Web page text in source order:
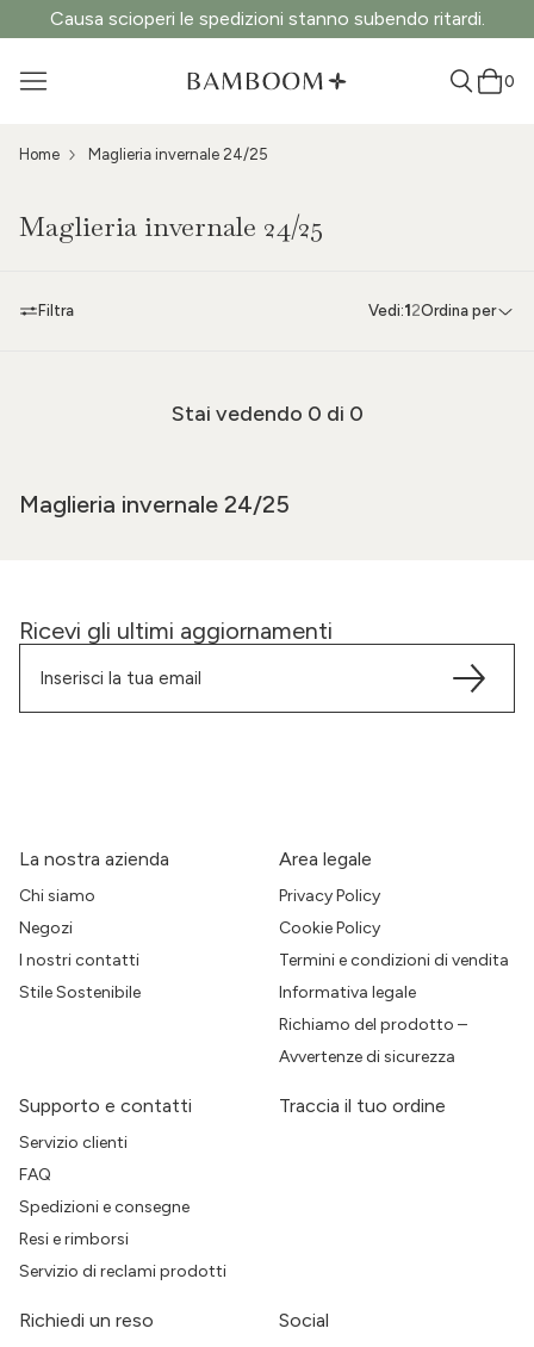
Causa scioperi le spedizioni stanno subendo ritardi.
0
Home Maglieria invernale 24/25
Maglieria invernale 24/25
Filtra Vedi:1 2Ordina per
Stai vedendo 0 di 0
Maglieria invernale 24/25
Ricevi gli ultimi aggiornamenti
La nostra azienda
Chi siamo
Negozi
I nostri contatti
Stile Sostenibile
Area legale
Privacy Policy
Cookie Policy
Termini e condizioni di vendita
Informativa legale
Richiamo del prodotto –
Avvertenze di sicurezza
Supporto e contatti
Servizio clienti
FAQ
Spedizioni e consegne
Resi e rimborsi
Servizio di reclami prodotti
Traccia il tuo ordine
Richiedi un reso Social